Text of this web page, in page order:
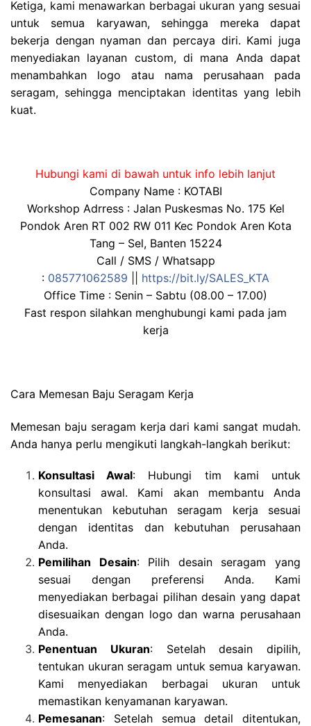
Ketiga, kami menawarkan berbagai ukuran yang sesuai
untuk semua karyawan, sehingga mereka dapat
bekerja dengan nyaman dan percaya diri. Kami juga
menyediakan layanan custom, di mana Anda dapat
menambahkan logo atau nama perusahaan pada
seragam, sehingga menciptakan identitas yang lebih
kuat.
Hubungi kami di bawah untuk info lebih lanjut
Company Name : KOTABI
Workshop Adrress : Jalan Puskesmas No. 175 Kel
Pondok Aren RT 002 RW 011 Kec Pondok Aren Kota
Tang – Sel, Banten 15224
Call / SMS / Whatsapp
: 085771062589
https://bit.ly/SALES_KTA
Office Time : Senin – Sabtu (08.00 – 17.00)
Fast respon silahkan menghubungi kami pada jam
kerja
Cara Memesan Baju Seragam Kerja
Memesan baju seragam kerja dari kami sangat mudah.
Anda hanya perlu mengikuti langkah-langkah berikut:
Konsultasi Awal: Hubungi tim kami untuk
konsultasi awal. Kami akan membantu Anda
menentukan kebutuhan seragam kerja sesuai
dengan identitas dan kebutuhan perusahaan
Anda.
Pemilihan Desain: Pilih desain seragam yang
sesuai dengan preferensi Anda. Kami
menyediakan berbagai pilihan desain yang dapat
disesuaikan dengan logo dan warna perusahaan
Anda.
Penentuan Ukuran: Setelah desain dipilih,
tentukan ukuran seragam untuk semua karyawan.
Kami menyediakan berbagai ukuran untuk
memastikan kenyamanan karyawan.
Pemesanan: Setelah semua detail ditentukan,